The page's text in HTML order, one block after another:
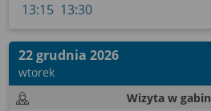
13:15 13:30
22 grudnia 2026
wtorek
Wizyta w